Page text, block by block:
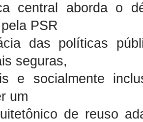
central aborda o
PSR
das políticas
seguras,
e socialmente
um
de reuso